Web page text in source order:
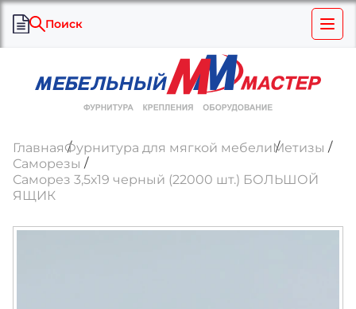
Поиск
ГлавнаяФурнитура для мягкой мебелиМетизы
Саморезы
Саморез 3,5х19 черный (22000 шт.) БОЛЬШОЙ
ЯЩИК